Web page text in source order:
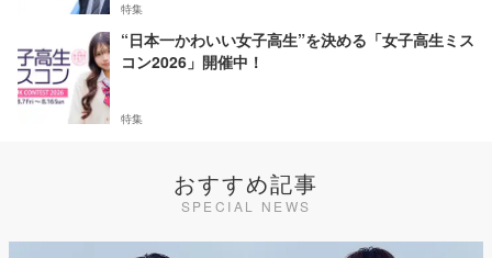
特集
“日本一かわいい女子高生”を決める「女子高生ミス
コン2026」開催中！
特集
おすすめ記事
SPECIAL NEWS